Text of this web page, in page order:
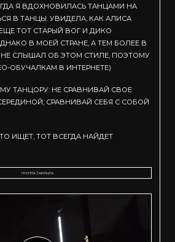
Я ВДОХНОВИЛАСЬ ТАНЦАМИ НА
В ТАНЦЫ. УВИДЕЛА, КАК АЛИСА
ТОТ СТАРЫЙ ВОГ И ДИКО
В МОЕЙ СТРАНЕ, А ТЕМ БОЛЕЕ В
СЛЫШАЛ ОБ ЭТОМ СТИЛЕ, ПОЭТОМУ
ОБУЧАЛКАМ В ИНТЕРНЕТЕ)
ТАНЦОРУ: НЕ СРАВНИВАЙ СВОЕ
СРАВНИВАЙ СЕБЯ С СОБОЙ
ИЩЕТ, ТОТ ВСЕГДА НАЙДЕТ
ГРУППА ЗАКРЫТА